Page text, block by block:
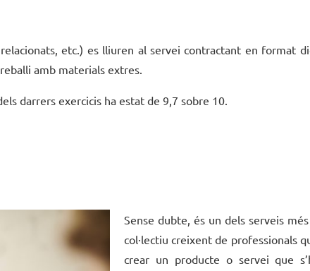
etc.) es lliuren al servei contractant en format
amb materials extres.
darrers exercicis ha estat de 9,7 sobre 10.
Sense dubte, és un dels serveis
col·lectiu creixent de professionals
crear un producte o servei que